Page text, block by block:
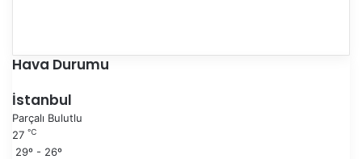
e
k
s
a
n
k
i
Hava Durumu
İstanbul
Parçalı Bulutlu
27 ℃
29º - 26º